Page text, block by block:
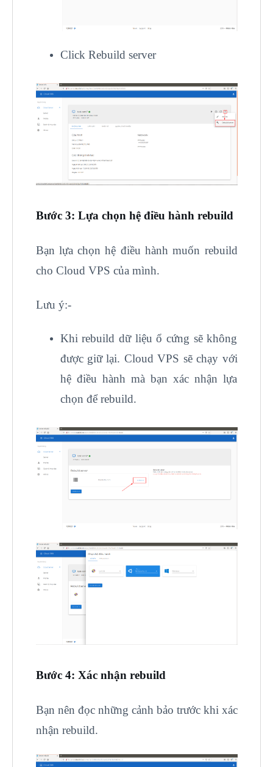
Click Rebuild server
Bước 3: Lựa chọn hệ điều hành rebuild
Bạn lựa chọn hệ điều hành muốn rebuild
cho Cloud VPS của mình.
Lưu ý:-
Khi rebuild dữ liệu ổ cứng sẽ không
được giữ lại. Cloud VPS sẽ chạy với
hệ điều hành mà bạn xác nhận lựa
chọn để rebuild.
Bước 4: Xác nhận rebuild
Bạn nên đọc những cảnh bảo trước khi xác
nhận rebuild.